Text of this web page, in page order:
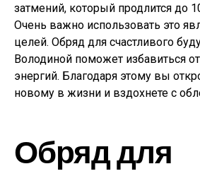
затмений, который продлится до
Очень важно использовать это
целей. Обряд для счастливого
Володиной поможет избавиться
энергий. Благодаря этому вы
новому в жизни и вздохнете с
Обряд для